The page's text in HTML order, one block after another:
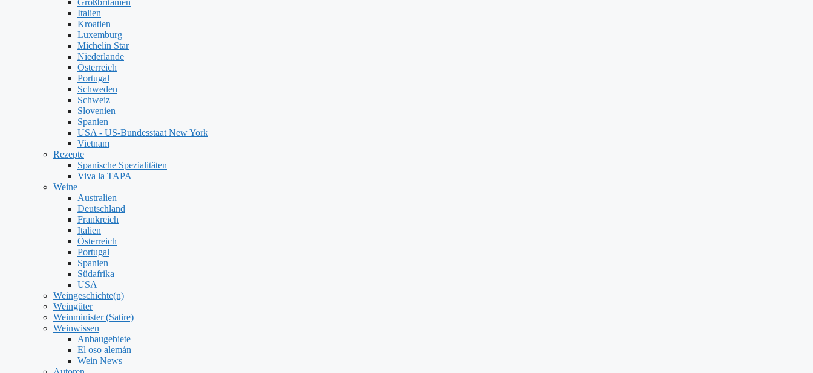
Großbritanien
Italien
Kroatien
Luxemburg
Michelin Star
Niederlande
Österreich
Portugal
Schweden
Schweiz
Slovenien
Spanien
USA - US-Bundesstaat New York
Vietnam
Rezepte
Spanische Spezialitäten
Viva la TAPA
Weine
Australien
Deutschland
Frankreich
Italien
Österreich
Portugal
Spanien
Südafrika
USA
Weingeschichte(n)
Weingüter
Weinminister (Satire)
Weinwissen
Anbaugebiete
El oso alemán
Wein News